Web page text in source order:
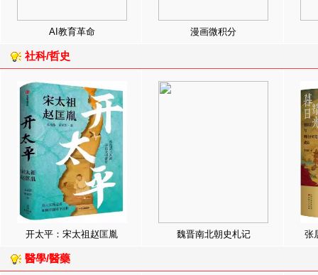
AI教育革命 漫画微积分
社科/哲史
开太平：宋太祖赵匡胤 魏晋南北朝史札记 张
醫學/醫藥